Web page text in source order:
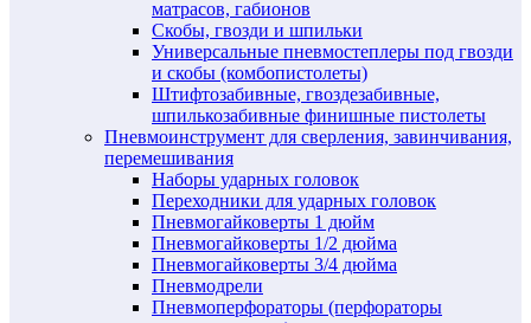
матрасов, габионов
Скобы, гвозди и шпильки
Универсальные пневмостеплеры под гвозди
и скобы (комбопистолеты)
Штифтозабивные, гвоздезабивные,
шпилькозабивные финишные пистолеты
Пневмоинструмент для сверления, завинчивания,
перемешивания
Наборы ударных головок
Переходники для ударных головок
Пневмогайковерты 1 дюйм
Пневмогайковерты 1/2 дюйма
Пневмогайковерты 3/4 дюйма
Пневмодрели
Пневмоперфораторы (перфораторы